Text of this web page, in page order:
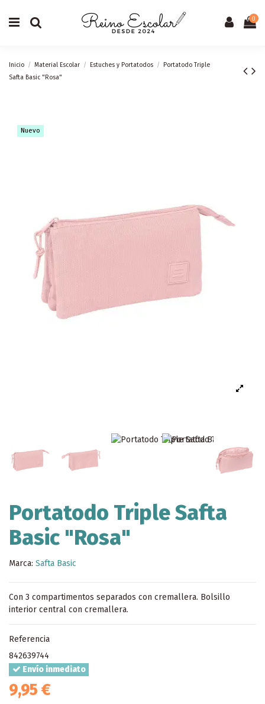
0
Inicio Material Escolar Estuches y Portatodos
Portatodo Triple
Safta Basic "Rosa"
Nuevo
Portatodo Triple Safta
Basic "Rosa"
Marca: Safta Basic
Con 3 compartimentos separados con cremallera. Bolsillo
interior central con cremallera.
Referencia
842639744
Envío inmediato
9,95 €